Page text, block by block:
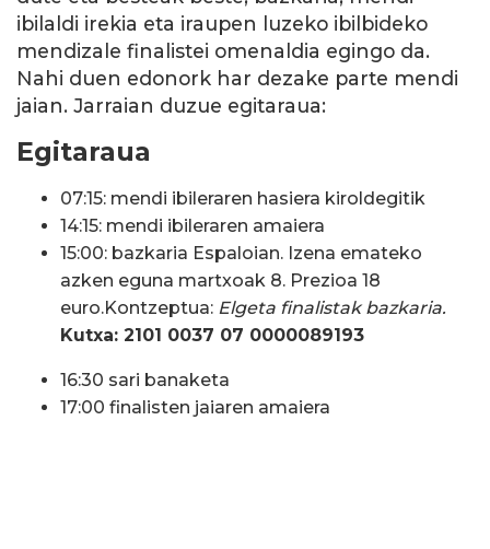
ibilaldi irekia eta iraupen luzeko ibilbideko
mendizale finalistei omenaldia egingo da.
Nahi duen edonork har dezake parte mendi
jaian. Jarraian duzue egitaraua:
Egitaraua
07:15: mendi ibileraren hasiera kiroldegitik
14:15: mendi ibileraren amaiera
15:00: bazkaria Espaloian. Izena emateko
azken eguna martxoak 8. Prezioa 18
euro.Kontzeptua: Elgeta finalistak bazkaria.
Kutxa: 2101 0037 07 0000089193
16:30 sari banaketa
17:00 finalisten jaiaren amaiera